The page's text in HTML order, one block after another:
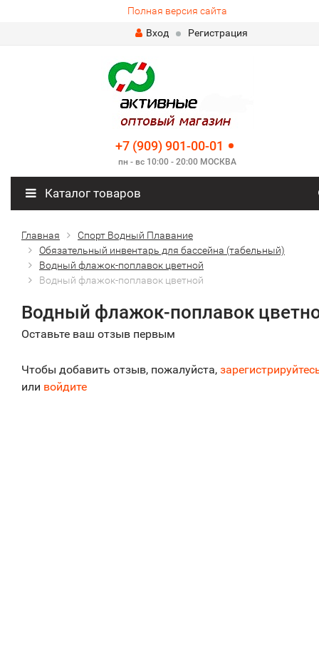
Полная версия сайта
Вход
Регистрация
+7 (909) 901-00-01
пн - вс 10:00 - 20:00 МОСКВА
Каталог товаров
Главная
Спорт Водный Плавание
Обязательный инвентарь для бассейна (табельный)
Водный флажок-поплавок цветной
Водный флажок-поплавок цветной
Водный флажок-поплавок
Оставьте ваш отзыв первым
Чтобы добавить отзыв, пожалуйста,
или войдите